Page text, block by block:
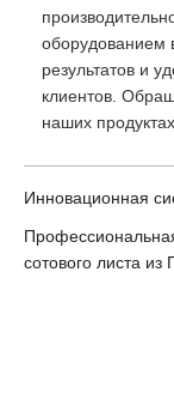
оборудованием
результатов и
клиентов.
наших
Инновационная
сотового листа из